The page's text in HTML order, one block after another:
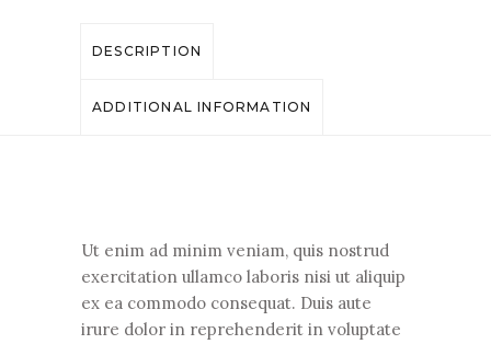
DESCRIPTION
ADDITIONAL INFORMATION
Ut enim ad minim veniam, quis nostrud
exercitation ullamco laboris nisi ut aliquip
ex ea commodo consequat. Duis aute
irure dolor in reprehenderit in voluptate